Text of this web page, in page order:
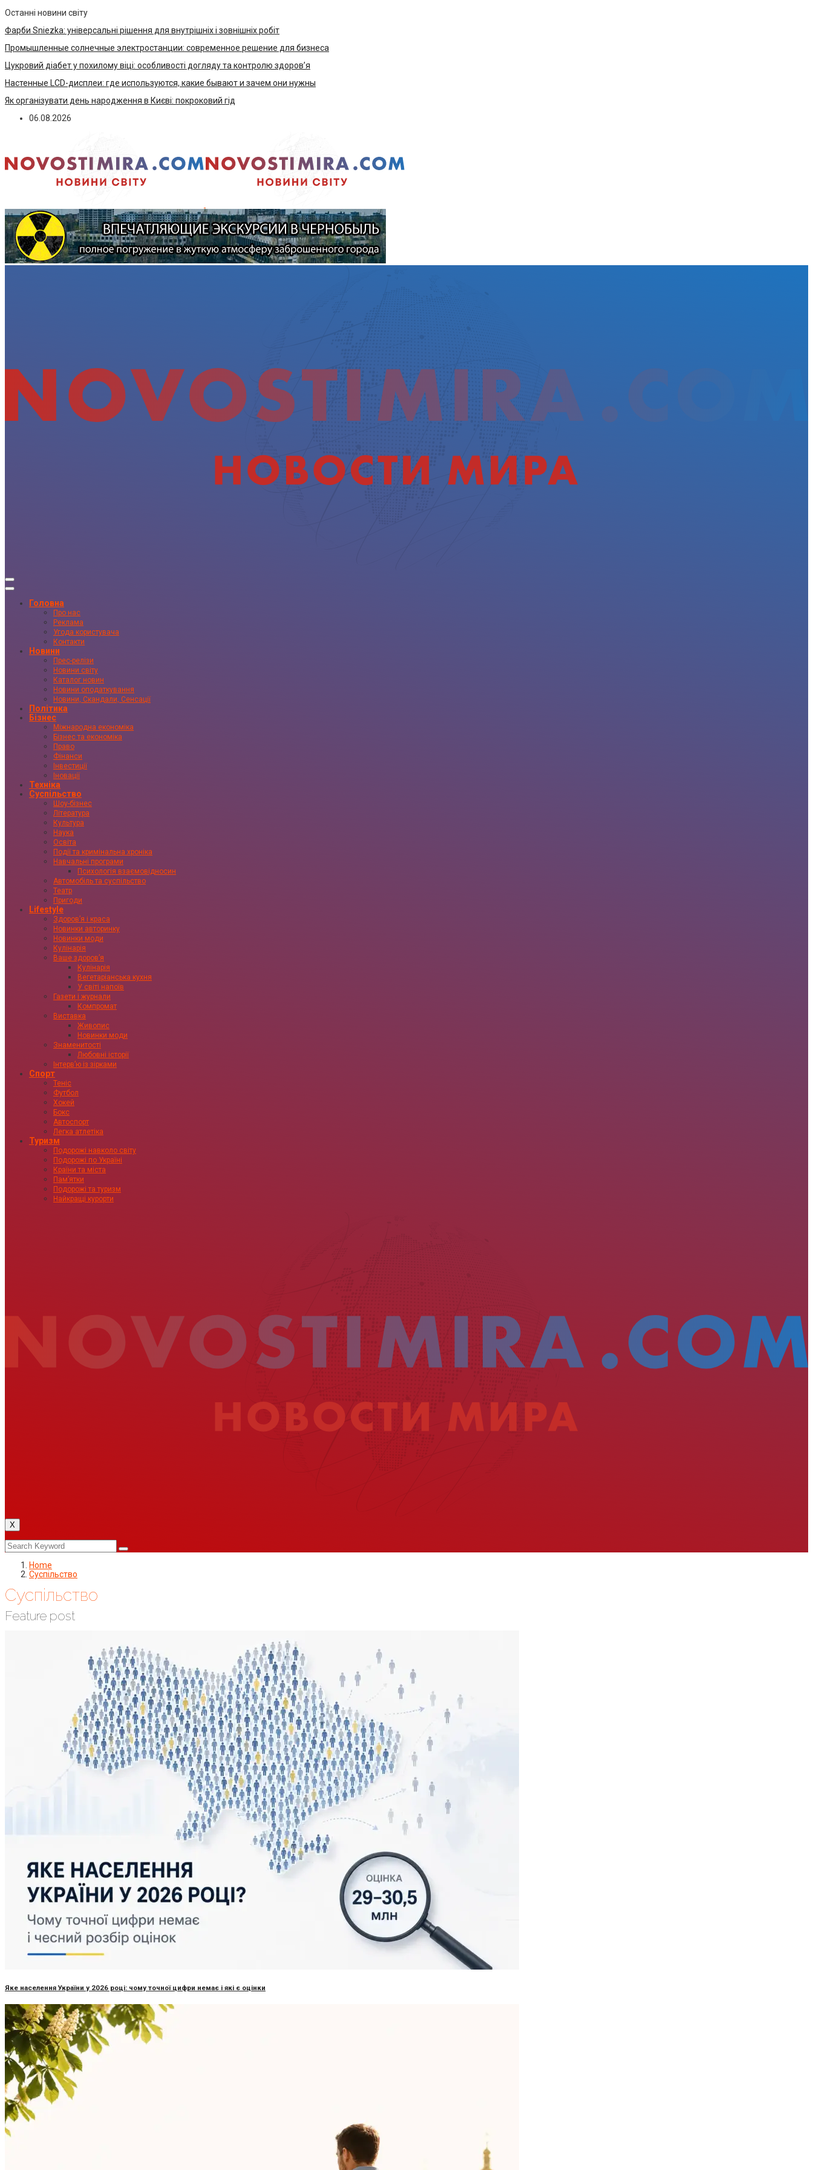
Останні новини світу
Фарби Sniezka: універсальні рішення для внутрішніх і зовнішніх робіт
Промышленные солнечные электростанции: современное решение для бизнеса
Цукровий діабет у похилому віці: особливості догляду та контролю здоров’я
Настенные LCD-дисплеи: где используются, какие бывают и зачем они нужны
Як організувати день народження в Києві: покроковий гід
06.08.2026
Головна
Про нас
Реклама
Угода користувача
Контакти
Новини
Прес-релізи
Новини світу
Каталог новин
Новини оподаткування
Новини, Скандали, Сенсації
Політика
Бізнес
Міжнародна економіка
Бізнес та економіка
Право
Фінанси
Інвестиції
Іновації
Техніка
Суспільство
Шоу-бізнес
Література
Культура
Наука
Освіта
Події та кримінальна хроніка
Навчальні програми
Психологія взаємовідносин
Автомобіль та суспільство
Театр
Пригоди
Lifestyle
Здоровʼя і краса
Новинки авторинку
Новинки моди
Кулінарія
Ваше здоровʼя
Кулінарія
Вегетаріанська кухня
У світі напоїв
Газети і журнали
Компромат
Виставка
Живопис
Новинки моди
Знаменитості
Любовні історії
Інтервʼю із зірками
Спорт
Теніс
Футбол
Хокей
Бокс
Автоспорт
Легка атлетіка
Туризм
Подорожі навколо світу
Подорожі по Україні
Країни та міста
Пам’ятки
Подорожі та туризм
Найкращі курорти
X
Home
Суспільство
Суспільство
Feature post
Яке населення України у 2026 році: чому точної цифри немає і які є оцінки